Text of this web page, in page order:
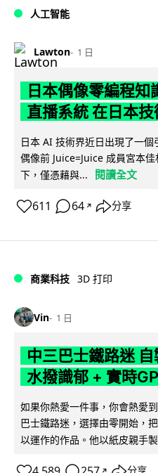
人工智能
Lawton 1 日
日本偶像零編程知
直播系統 在日本
日本 AI 技術界近日出現了一
偶像前 Juice=Juice 成員宮本
下，僅憑藉與...
閱讀全文
611 64 ↗ 分享
商業科技 3D 打印
Vin 1 日
中三巴士鐵路迷
水撥識郁 + 實時
如果你熱愛一件事，你會熱愛
巴士鐵路迷，選擇由零開始，
以運作的作品。他以紙皮親手
↗